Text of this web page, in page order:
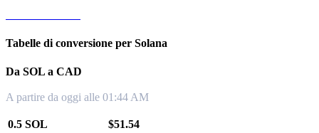
Tabelle di conversione per Solana
Da SOL a CAD
A partire da oggi alle 01:44 AM
0.5 SOL
$51.54